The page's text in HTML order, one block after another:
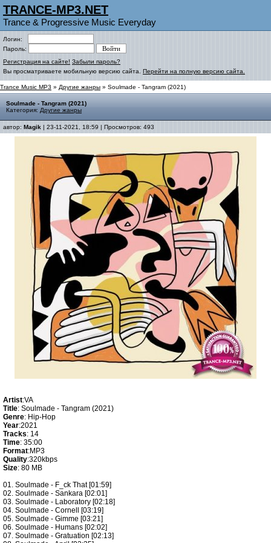
TRANCE-MP3.NET
Trance & Progressive Music Everyday
Логин:
Пароль:
Регистрация на сайте! Забыли пароль?
Вы просматриваете мобильную версию сайта. Перейти на полную версию сайта.
Trance Music MP3 » Другие жанры » Soulmade - Tangram (2021)
Soulmade - Tangram (2021)
Категория: Другие жанры
автор: Magik | 23-11-2021, 18:59 | Просмотров: 493
Artist:VA
Title: Soulmade - Tangram (2021)
Genre: Hip-Hop
Year:2021
Tracks: 14
Time: 35:00
Format:MP3
Quality:320kbps
Size: 80 MB
01. Soulmade - F_ck That [01:59]
02. Soulmade - Sankara [02:01]
03. Soulmade - Laboratory [02:18]
04. Soulmade - Cornell [03:19]
05. Soulmade - Gimme [03:21]
06. Soulmade - Humans [02:02]
07. Soulmade - Gratuation [02:13]